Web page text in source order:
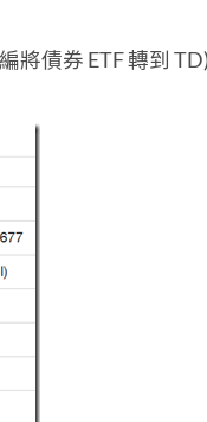
將債券 ETF 轉到